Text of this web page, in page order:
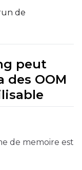
Scale
de
peut
des OOM
de memoire est